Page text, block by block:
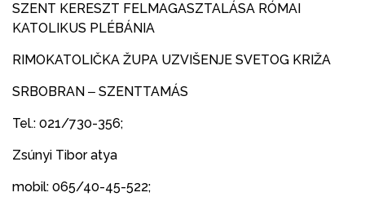
SZENT KERESZT FELMAGASZTALÁSA RÓMAI
KATOLIKUS PLÉBÁNIA
RIMOKATOLIČKA ŽUPA UZVIŠENJE SVETOG KRIŽA
SRBOBRAN ‒ SZENTTAMÁS
Tel.: 021/730-356;
Zsúnyi Tibor atya
mobil: 065/40-45-522;